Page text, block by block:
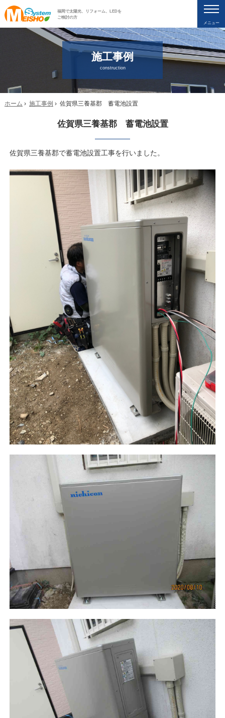
福岡で太陽光、リフォーム、LEDを
ご検討の方
メニュー
施工事例
construction
ホーム › 施工事例 › 佐賀県三養基郡 蓄電池設置
佐賀県三養基郡 蓄電池設置
佐賀県三養基郡で蓄電池設置工事を行いました。